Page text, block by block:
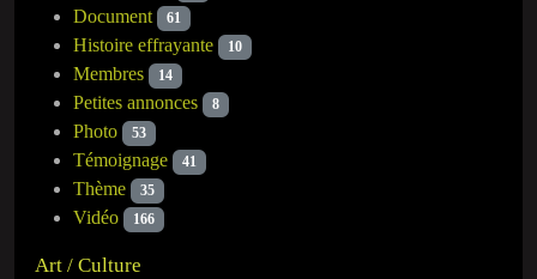
Document 61
Histoire effrayante 10
Membres 14
Petites annonces 8
Photo 53
Témoignage 41
Thème 35
Vidéo 166
Art / Culture